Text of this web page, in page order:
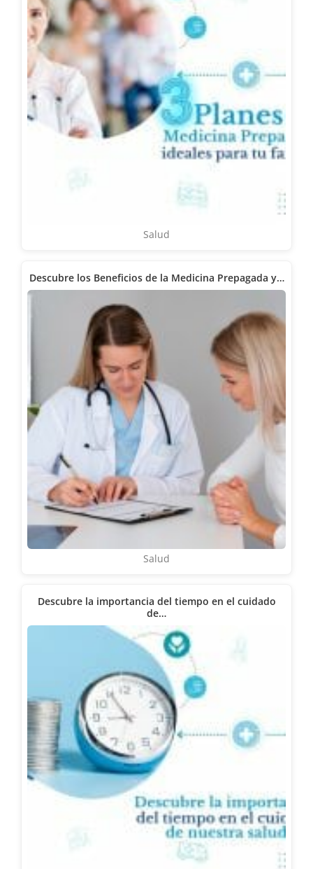
Salud
Descubre los Beneficios de la Medicina Prepagada y…
Salud
Descubre la importancia del tiempo en el cuidado
de…